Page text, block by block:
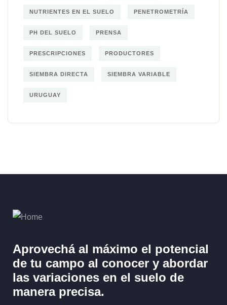
NUTRIENTES EN EL SUELO PENETROMETRÍA
PH DEL SUELO PRENSA
PRESCRIPCIONES PRODUCTORES
SIEMBRA DIRECTA SIEMBRA VARIABLE
URUGUAY
Aprovechá al máximo el potencial
de tu campo al conocer y abordar
las variaciones en el suelo de
manera precisa.